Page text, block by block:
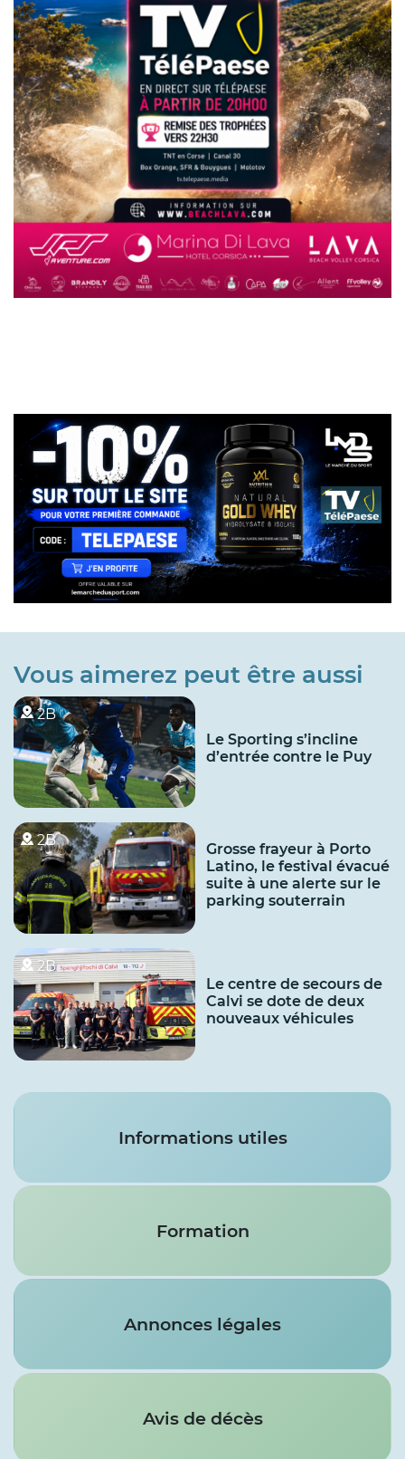
Vous aimerez peut être aussi
2B
Le Sporting s’incline
d’entrée contre le Puy
2B
Grosse frayeur à Porto
Latino, le festival évacué
suite à une alerte sur le
parking souterrain
2B
Le centre de secours de
Calvi se dote de deux
nouveaux véhicules
Services
Informations utiles
Formation
Annonces légales
Avis de décès